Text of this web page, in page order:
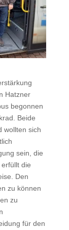
Hatzner
begonnen
Beide
wollten sich
sein, die
die
Den
zu können
zu
für den